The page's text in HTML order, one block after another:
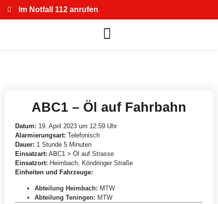
Im Notfall 112 anrufen
ABC1 – Öl auf Fahrbahn
Datum: 19. April 2023 um 12:59 Uhr
Alarmierungsart: Telefonisch
Dauer: 1 Stunde 5 Minuten
Einsatzart: ABC1 > Öl auf Strasse
Einsatzort: Heimbach, Köndringer Straße
Einheiten und Fahrzeuge:
Abteilung Heimbach: MTW
Abteilung Teningen: MTW